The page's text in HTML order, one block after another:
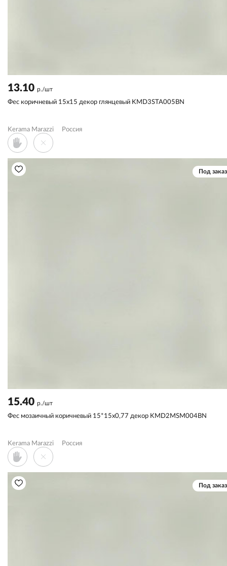
13.10 р./шт
Фес коричневый 15x15 декор глянцевый KMD3STA005BN
Kerama Marazzi Россия
Под заказ
15.40 р./шт
Фес мозаичный коричневый 15*15x0,77 декор KMD2MSM004BN
Kerama Marazzi Россия
Под заказ